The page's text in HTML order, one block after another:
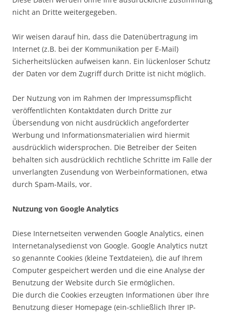
nicht an Dritte weitergegeben.
Wir weisen darauf hin, dass die Datenübertragung im
Internet (z.B. bei der Kommunikation per E-Mail)
Sicherheitslücken aufweisen kann. Ein lückenloser Schutz
der Daten vor dem Zugriff durch Dritte ist nicht möglich.
Der Nutzung von im Rahmen der Impressumspflicht
veröffentlichten Kontaktdaten durch Dritte zur
Übersendung von nicht ausdrücklich angeforderter
Werbung und Informationsmaterialien wird hiermit
ausdrücklich widersprochen. Die Betreiber der Seiten
behalten sich ausdrücklich rechtliche Schritte im Falle der
unverlangten Zusendung von Werbeinformationen, etwa
durch Spam-Mails, vor.
Nutzung von Google Analytics
Diese Internetseiten verwenden Google Analytics, einen
Internetanalysedienst von Google. Google Analytics nutzt
so genannte Cookies (kleine Textdateien), die auf Ihrem
Computer gespeichert werden und die eine Analyse der
Benutzung der Website durch Sie ermöglichen.
Die durch die Cookies erzeugten Informationen über Ihre
Benutzung dieser Homepage (ein-schließlich Ihrer IP-